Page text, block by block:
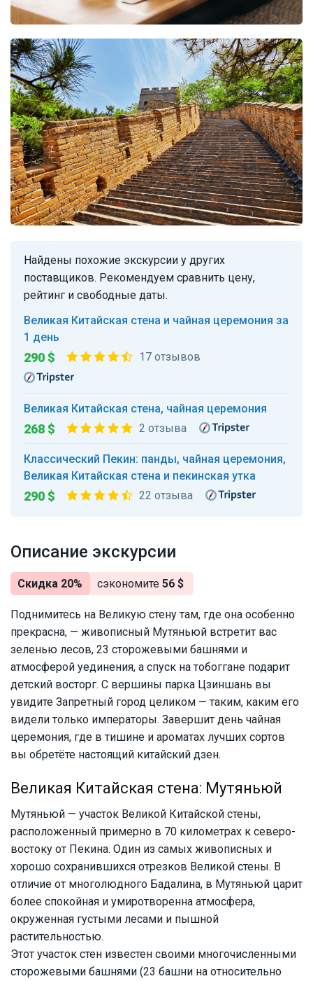
Описание экскурсии
Скидка 20% сэкономите 56 $
Поднимитесь на Великую стену там, где она особенно
прекрасна, — живописный Мутяньюй встретит вас
зеленью лесов, 23 сторожевыми башнями и
атмосферой уединения, а спуск на тобоггане подарит
детский восторг. С вершины парка Цзиншань вы
увидите Запретный город целиком — таким, каким его
видели только императоры. Завершит день чайная
церемония, где в тишине и ароматах лучших сортов
вы обретёте настоящий китайский дзен.
Великая Китайская стена: Мутяньюй
Мутяньюй — участок Великой Китайской стены,
расположенный примерно в 70 километрах к северо-
востоку от Пекина. Один из самых живописных и
хорошо сохранившихся отрезков Великой стены. В
отличие от многолюдного Бадалина, в Мутяньюй царит
более спокойная и умиротворенна атмосфера,
окруженная густыми лесами и пышной
растительностью.
Этот участок стен известен своими многочисленными
сторожевыми башнями (23 башни на относительно
Найдены похожие экскурсии у других
поставщиков. Рекомендуем сравнить цену,
рейтинг и свободные даты.
Великая Китайская стена и чайная церемония за
1 день
290 $ 17 отзывов
Великая Китайская стена, чайная церемония
268 $ 2 отзыва
Классический Пекин: панды, чайная церемония,
Великая Китайская стена и пекинская утка
290 $ 22 отзыва